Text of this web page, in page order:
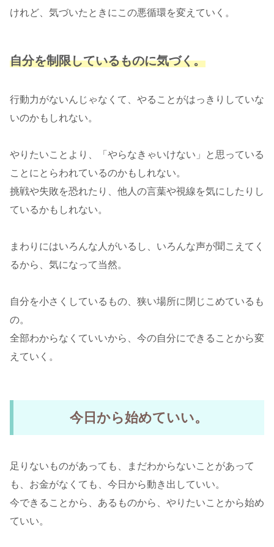
けれど、気づいたときにこの悪循環を変えていく。
自分を制限しているものに気づく。
行動力がないんじゃなくて、やることがはっきりしていな
いのかもしれない。
やりたいことより、「やらなきゃいけない」と思っている
ことにとらわれているのかもしれない。
挑戦や失敗を恐れたり、他人の言葉や視線を気にしたりし
ているかもしれない。
まわりにはいろんな人がいるし、いろんな声が聞こえてく
るから、気になって当然。
自分を小さくしているもの、狭い場所に閉じこめているも
の。
全部わからなくていいから、今の自分にできることから変
えていく。
今日から始めていい。
足りないものがあっても、まだわからないことがあって
も、お金がなくても、今日から動き出していい。
今できることから、あるものから、やりたいことから始め
ていい。